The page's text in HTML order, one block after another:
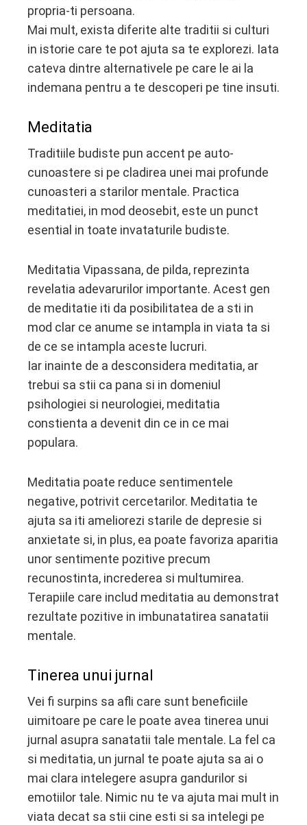
propria-ti persoana.
Mai mult, exista diferite alte traditii si culturi
in istorie care te pot ajuta sa te explorezi. Iata
cateva dintre alternativele pe care le ai la
indemana pentru a te descoperi pe tine insuti.
Meditatia
Traditiile budiste pun accent pe auto-
cunoastere si pe cladirea unei mai profunde
cunoasteri a starilor mentale. Practica
meditatiei, in mod deosebit, este un punct
esential in toate invataturile budiste.
Meditatia Vipassana, de pilda, reprezinta
revelatia adevarurilor importante. Acest gen
de meditatie iti da posibilitatea de a sti in
mod clar ce anume se intampla in viata ta si
de ce se intampla aceste lucruri.
Iar inainte de a desconsidera meditatia, ar
trebui sa stii ca pana si in domeniul
psihologiei si neurologiei, meditatia
constienta a devenit din ce in ce mai
populara.
Meditatia poate reduce sentimentele
negative, potrivit cercetarilor. Meditatia te
ajuta sa iti ameliorezi starile de depresie si
anxietate si, in plus, ea poate favoriza aparitia
unor sentimente pozitive precum
recunostinta, increderea si multumirea.
Terapiile care includ meditatia au demonstrat
rezultate pozitive in imbunatatirea sanatatii
mentale.
Tinerea unui jurnal
Vei fi surpins sa afli care sunt beneficiile
uimitoare pe care le poate avea tinerea unui
jurnal asupra sanatatii tale mentale. La fel ca
si meditatia, un jurnal te poate ajuta sa ai o
mai clara intelegere asupra gandurilor si
emotiilor tale. Nimic nu te va ajuta mai mult in
viata decat sa stii cine esti si sa intelegi pe